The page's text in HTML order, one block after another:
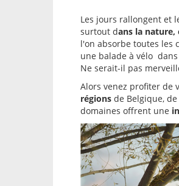
Les jours rallongent et
surtout dans la
l'on absorbe toutes les
une balade à vélo
Ne serait-il pas
Alors venez profiter de
régions de Belgique,
domaines offrent une